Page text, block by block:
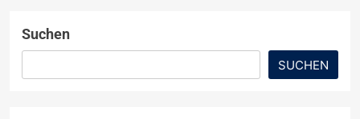
Suchen
SUCHEN